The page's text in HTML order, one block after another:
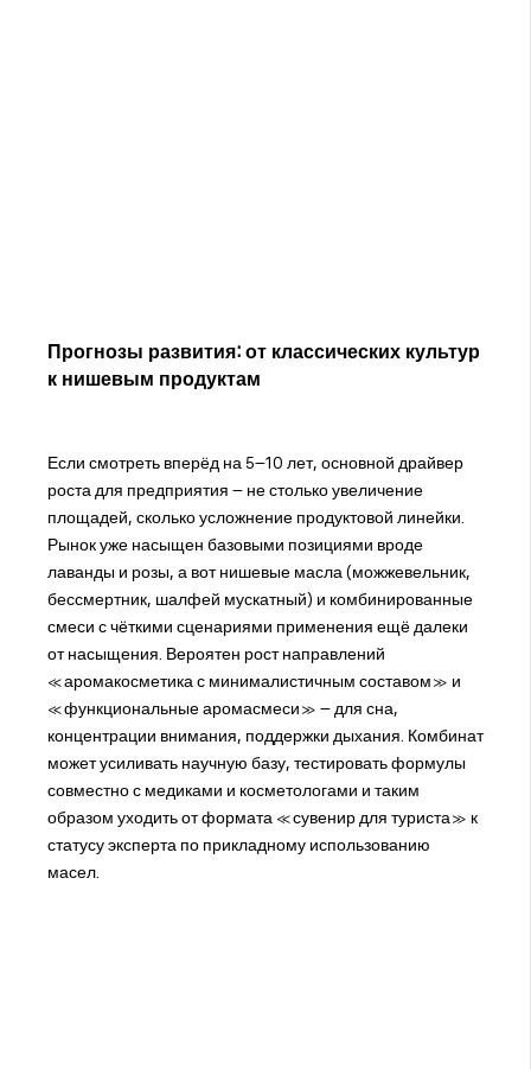
Прогнозы развития: от классических культур
к нишевым продуктам
Если смотреть вперёд на 5–10 лет, основной драйвер
роста для предприятия – не столько увеличение
площадей, сколько усложнение продуктовой линейки.
Рынок уже насыщен базовыми позициями вроде
лаванды и розы, а вот нишевые масла (можжевельник,
бессмертник, шалфей мускатный) и комбинированные
смеси с чёткими сценариями применения ещё далеки
от насыщения. Вероятен рост направлений
«аромакосметика с минималистичным составом» и
«функциональные аромасмеси» – для сна,
концентрации внимания, поддержки дыхания. Комбинат
может усиливать научную базу, тестировать формулы
совместно с медиками и косметологами и таким
образом уходить от формата «сувенир для туриста» к
статусу эксперта по прикладному использованию
масел.